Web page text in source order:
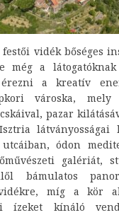
vidék bőséges
még a
a kreatív
városka,
pazar
látványosságai
ódon
galériát,
bámulatos
míg a kör
ízeket kínáló